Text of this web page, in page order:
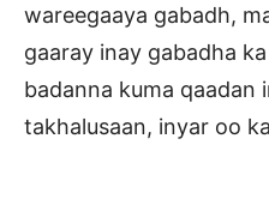
wareegaaya gabadh,
gaaray inay gabadha
badanna kuma qaadan
takhalusaan, inyar oo